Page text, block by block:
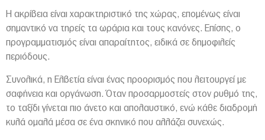
Η ακρίβεια είναι χαρακτηριστικό της χώρας, επομένως είναι
σημαντικό να τηρείς τα ωράρια και τους κανόνες. Επίσης, ο
προγραμματισμός είναι απαραίτητος, ειδικά σε δημοφιλείς
περιόδους.
Συνολικά, η Ελβετία είναι ένας προορισμός που λειτουργεί με
σαφήνεια και οργάνωση. Όταν προσαρμοστείς στον ρυθμό της,
το ταξίδι γίνεται πιο άνετο και απολαυστικό, ενώ κάθε διαδρομή
κυλά ομαλά μέσα σε ένα σκηνικό που αλλάζει συνεχώς.